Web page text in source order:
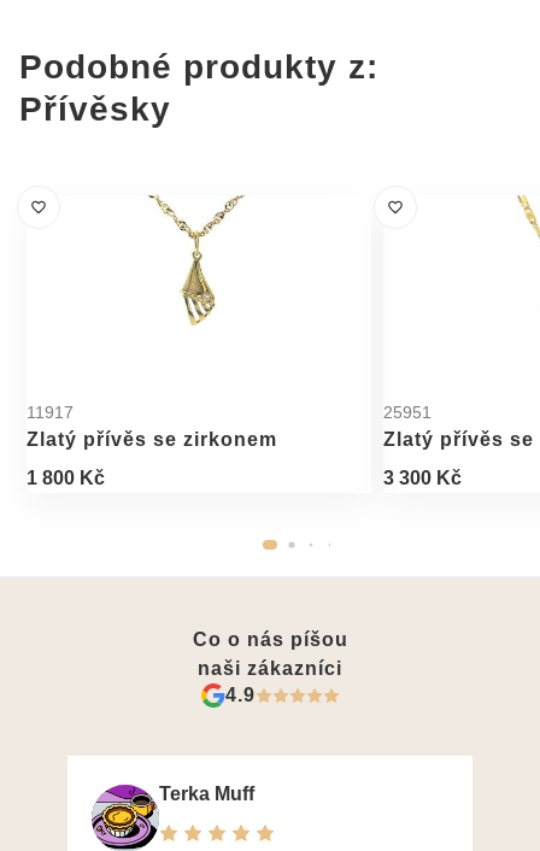
Podobné produkty z:
Přívěsky
11917
Zlatý přívěs se zirkonem
1 800 Kč
25951
Zlatý přívěs se
3 300 Kč
Co o nás píšou
naši zákazníci
4.9
Terka Muff